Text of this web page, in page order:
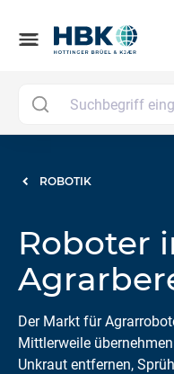
menu
ROBOTIK
Roboter
Der Markt für
Mittlerweile
Unkraut entfernen,